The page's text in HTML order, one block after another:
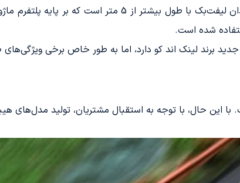
برند لینک اند کو دارد، اما به طور خاص برخی ویژگی‌های
این حال، با توجه به استقبال مشتریان، تولید مدل‌های